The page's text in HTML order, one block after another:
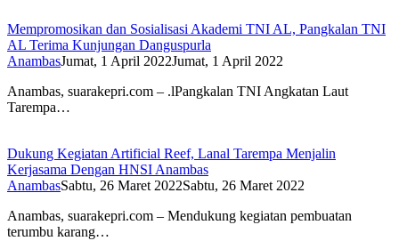
Mempromosikan dan Sosialisasi Akademi TNI AL, Pangkalan TNI
AL Terima Kunjungan Danguspurla
AnambasJumat, 1 April 2022Jumat, 1 April 2022
Anambas, suarakepri.com – .lPangkalan TNI Angkatan Laut
Tarempa…
Dukung Kegiatan Artificial Reef, Lanal Tarempa Menjalin
Kerjasama Dengan HNSI Anambas
AnambasSabtu, 26 Maret 2022Sabtu, 26 Maret 2022
Anambas, suarakepri.com – Mendukung kegiatan pembuatan
terumbu karang…